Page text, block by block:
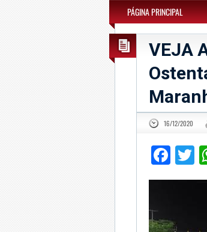
PÁGINA PRINCIPAL
VEJA
16/12/2020